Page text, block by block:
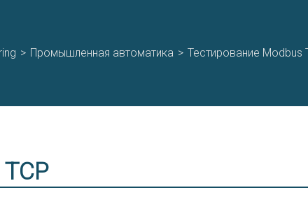
> Промышленная автоматика > Тестирование Modbus